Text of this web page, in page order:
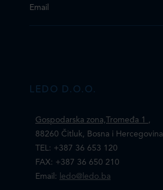
Email
LEDO D.O.O.
Gospodarska zona,Tromeđa 1
88260 Čitluk, Bosna i Hercegovina
TEL: +387 36 653 120
FAX: +387 36 650 210
Email:
ledo@ledo.ba